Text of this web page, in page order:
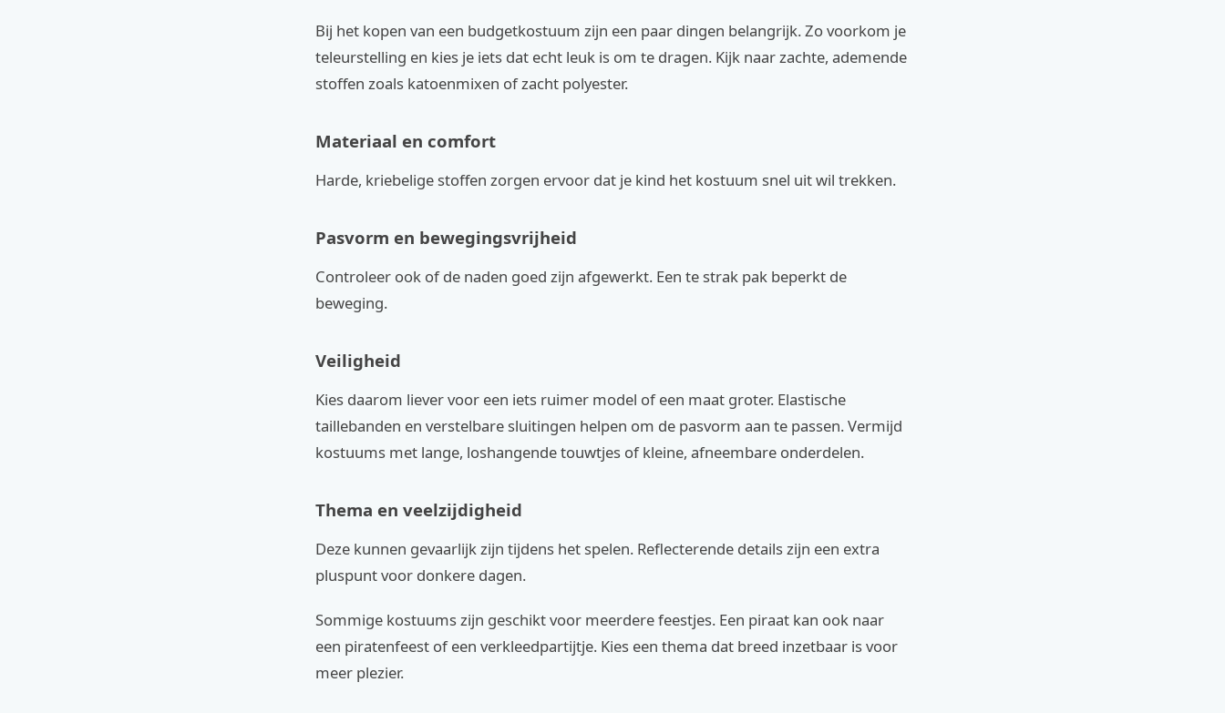
Bij het kopen van een budgetkostuum zijn een paar dingen belangrijk. Zo voorkom je
teleurstelling en kies je iets dat echt leuk is om te dragen. Kijk naar zachte, ademende
stoffen zoals katoenmixen of zacht polyester.
Materiaal en comfort
Harde, kriebelige stoffen zorgen ervoor dat je kind het kostuum snel uit wil trekken.
Pasvorm en bewegingsvrijheid
Controleer ook of de naden goed zijn afgewerkt. Een te strak pak beperkt de
beweging.
Veiligheid
Kies daarom liever voor een iets ruimer model of een maat groter. Elastische
taillebanden en verstelbare sluitingen helpen om de pasvorm aan te passen. Vermijd
kostuums met lange, loshangende touwtjes of kleine, afneembare onderdelen.
Thema en veelzijdigheid
Deze kunnen gevaarlijk zijn tijdens het spelen. Reflecterende details zijn een extra
pluspunt voor donkere dagen.
Sommige kostuums zijn geschikt voor meerdere feestjes. Een piraat kan ook naar
een piratenfeest of een verkleedpartijtje. Kies een thema dat breed inzetbaar is voor
meer plezier.